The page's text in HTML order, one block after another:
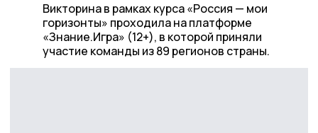
Викторина в рамках курса «Россия — мои
горизонты» проходила на платформе
«Знание.Игра» (12+), в которой приняли
участие команды из 89 регионов страны.